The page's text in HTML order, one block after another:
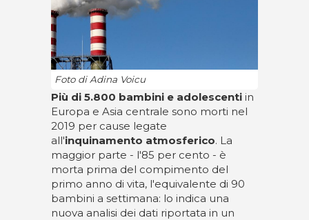
Foto di Adina Voicu
Più di 5.800 bambini e adolescenti in
Europa e Asia centrale sono morti nel
2019 per cause legate
all'inquinamento atmosferico. La
maggior parte - l'85 per cento - è
morta prima del compimento del
primo anno di vita, l'equivalente di 90
bambini a settimana: lo indica una
nuova analisi dei dati riportata in un